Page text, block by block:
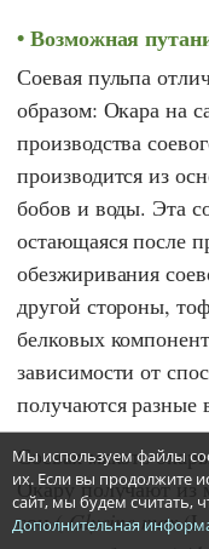
Возможная
Соевая пульпа
образом: Окара на
производства
производится из
бобов и воды. Эта
остающаяся после
обезжиривания
другой стороны,
белковых
зависимости от
получаются разные
Соевая мякоть
Окару получают из
сои (Glycine max
Мы используем файлы
их. Если вы продолжите
сайт, мы будем считать,
Дополнительная